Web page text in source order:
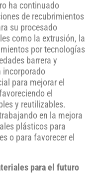
ha continuado
de recubrimientos
su procesado
como la extrusión, la
por tecnologías
barrera y
incorporado
para mejorar el
el
y reutilizables.
en la mejora
plásticos para
o para favorecer el
para el futuro